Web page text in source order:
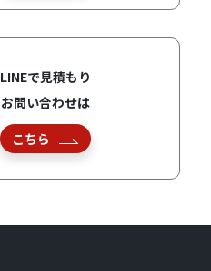
LINEで見積もり
お問い合わせは
こちら